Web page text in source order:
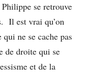
se retrouve
Il est vrai qu’on
ne se cache pas
de droite qui se
et de la